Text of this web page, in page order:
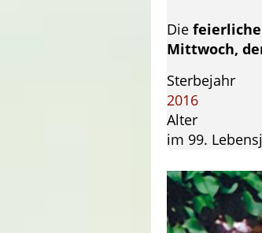
Die
Mittwoch,
Sterbejahr
2016
Alter
im 99.